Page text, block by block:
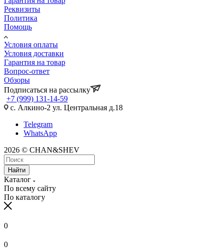
Реквизиты
Политика
Помощь
Условия оплаты
Условия доставки
Гарантия на товар
Вопрос-ответ
Обзоры
Подписаться на рассылку
+7 (999) 131-14-59
с. Алкино-2 ул. Центральная д.18
Telegram
WhatsApp
2026 © CHAN&SHEV
Найти
Каталог
По всему сайту
По каталогу
0
0